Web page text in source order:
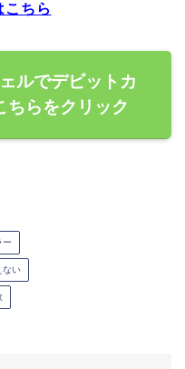
こちら
ルでデビットカ
ちらをクリック
ー
ない